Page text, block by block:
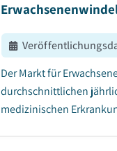
Der Markt für
durchschnittlichen
medizinischen